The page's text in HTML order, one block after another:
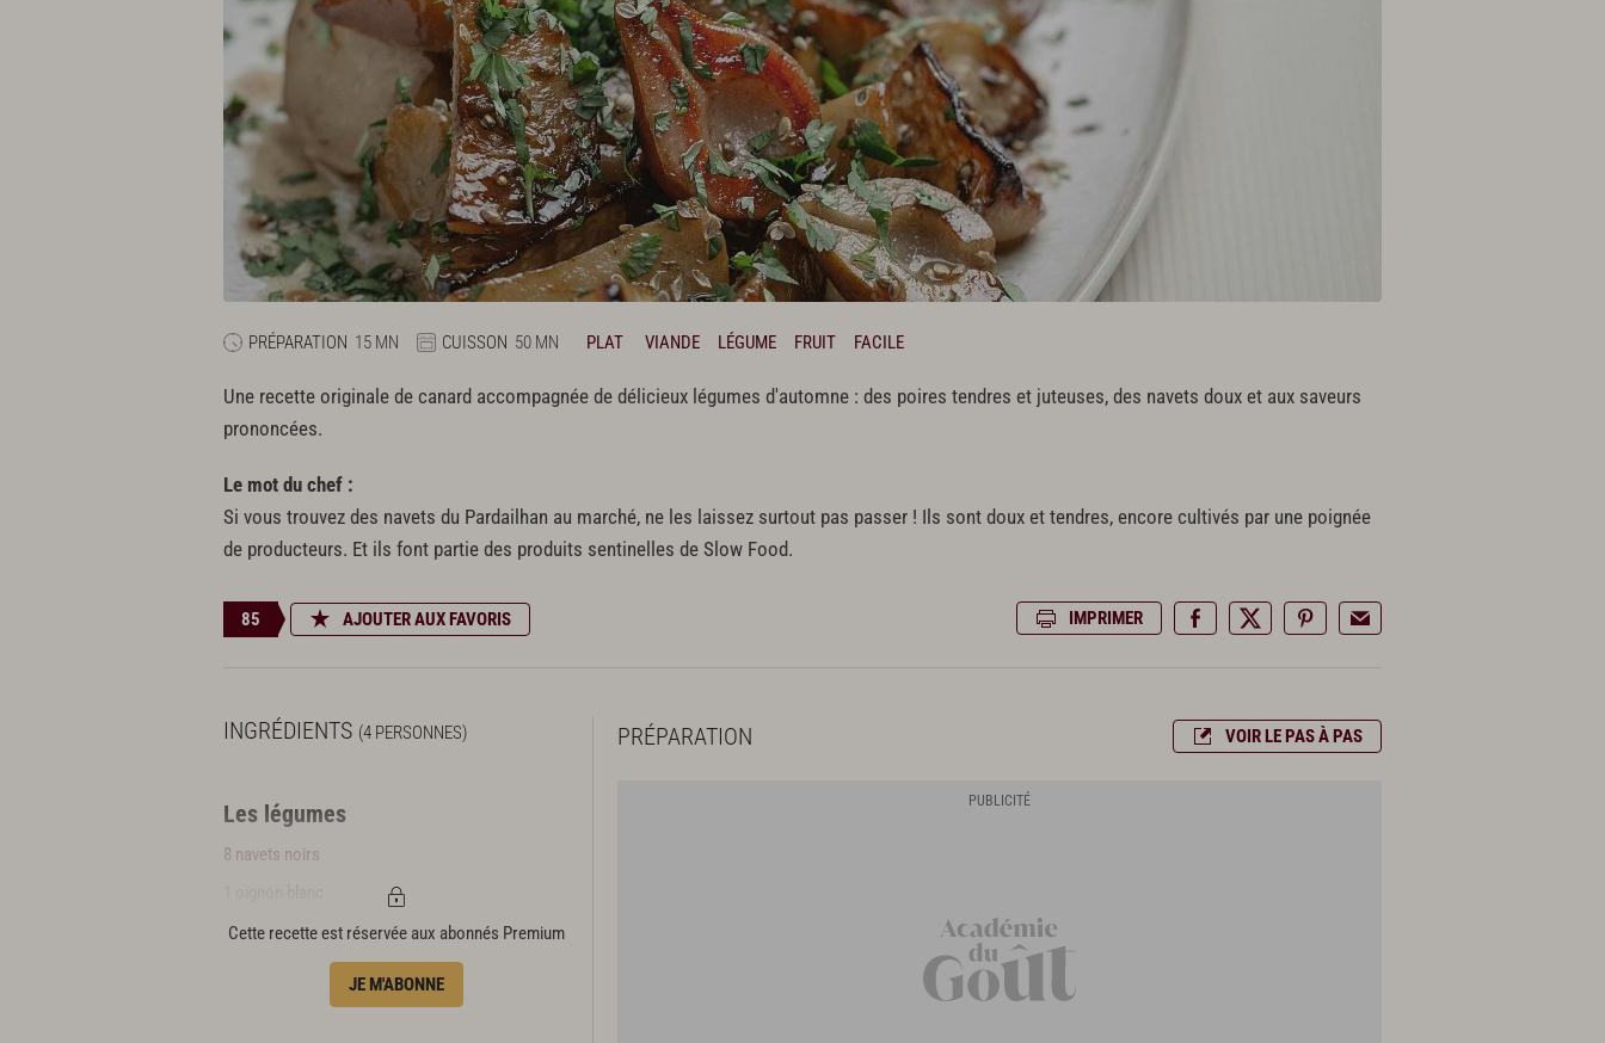
PRÉPARATION 15 MN CUISSON 50 MN PLAT VIANDE LÉGUME FRUIT FACILE
Une recette originale de canard accompagnée de délicieux légumes d'automne : des poires tendres et juteuses, des navets doux et aux saveurs
prononcées.
Le mot du chef :
Si vous trouvez des navets du Pardailhan au marché, ne les laissez surtout pas passer ! Ils sont doux et tendres, encore cultivés par une poignée
de producteurs. Et ils font partie des produits sentinelles de Slow Food.
85 AJOUTER AUX FAVORIS IMPRIMER
INGRÉDIENTS (4 PERSONNES)
Les légumes
8 navets noirs
La canette
1 canette prête à cuire de 1,2 kg
Cette recette est réservée aux abonnés Premium
JE M'ABONNE
PRÉPARATION VOIR LE PAS À PAS